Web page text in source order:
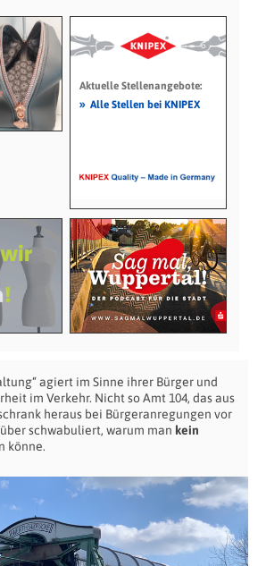
Aktuelle Stellenangebote:
» Alle Stellen bei KNIPEX
agiert im Sinne ihrer Bürger und
im Verkehr. Nicht so Amt 104, das aus
heraus bei Bürgeranregungen vor
schwabuliert, warum man kein
könne.